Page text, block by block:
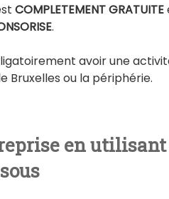
COMPLETEMENT GRATUITE
.
avoir une
Bruxelles ou la périphérie.
en